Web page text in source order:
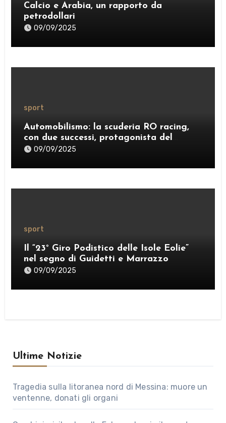
Calcio e Arabia, un rapporto da
petrodollari
09/09/2025
sport
Automobilismo: la scuderia RO racing,
con due successi, protagonista del
weekend
09/09/2025
sport
Il “23° Giro Podistico delle Isole Eolie”
nel segno di Guidetti e Marrazzo
09/09/2025
Ultime Notizie
Tragedia sulla litoranea nord di Messina: muore un
ventenne, donati gli organi